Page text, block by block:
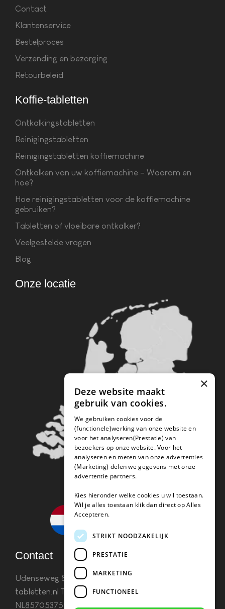
Contact
Klantenservice
Bestelproces
Verzending en bezorging
Retourbeleid
Koffie-tabletten
Ontkalkingstabletten
Reinigingstabletten
Reinigingstabletten koffiemachine
Ontkalken van uw koffiemachine – Waarom en
hoe?
Hoe reinigingstabletten voor de koffiemachine
gebruiken?
Tabletten of vloeibare ontkalker?
Veelgestelde vragen
Blog
Onze locatie
Contact
Udenseweg 8B 5405 PA Udeninfo(@)koffie-
tabletten.nl Tel. 085 782 5578KvK 67529623 Btw:
NL857053759B01
×
Deze website maakt
gebruik van cookies.
We gebruiken cookies voor de
(functionele)werking van onze website en
voor het analyseren(Prestatie) van
bezoekers op onze website. Voor het
analyseren en meten van onze advertenties
(Marketing) delen we gegevens met onze
advertentie partners.
Kies hieronder welke cookies u wil toestaan.
Wil je alles toestaan klik dan direct op Alles
Accepteren.
STRIKT NOODZAKELIJK
PRESTATIE
MARKETING
FUNCTIONEEL